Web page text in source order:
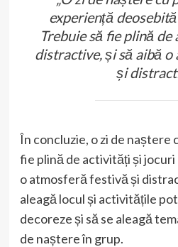
experiență
Trebuie să fie plină
distractive, și să aibă
și
În concluzie, o zi de naștere
fie plină de activități și
o atmosferă festivă și
aleagă locul și activitățile
decoreze și să se aleagă
de naștere în grup.